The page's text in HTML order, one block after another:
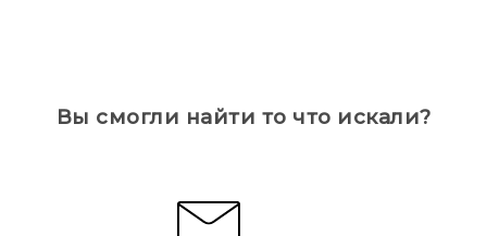
Вы смогли найти то что искали?